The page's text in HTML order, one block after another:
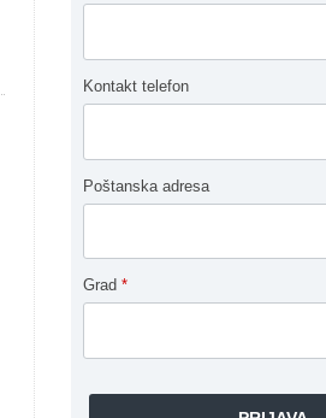
Kontakt telefon
Poštanska adresa
Grad *